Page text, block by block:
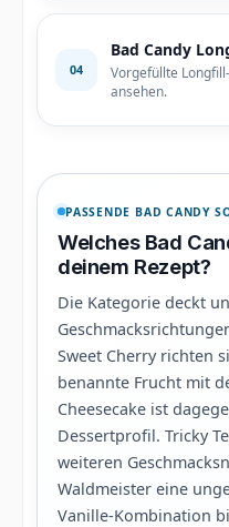
04
Bad Candy
Vorgefüllte
ansehen.
PASSENDE BAD CANDY
Welches Bad
deinem Rezept?
Die Kategorie deckt
Sweet Cherry richten
benannte Frucht mit
Cheesecake ist
Dessertprofil. Tricky
weiteren
Waldmeister eine
Vanille-Kombination